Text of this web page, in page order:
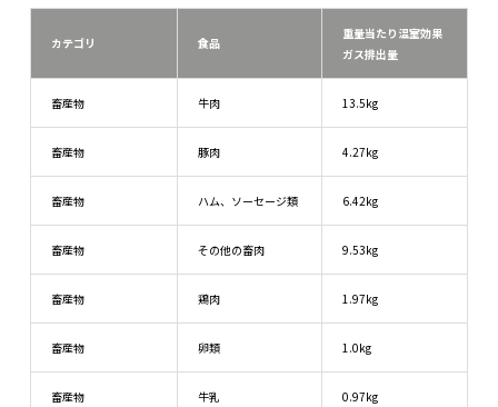
カテゴリ 食品
重量当たり温室効果
ガス排出量
畜産物 牛肉 13.5kg
畜産物 豚肉 4.27kg
畜産物 ハム、ソーセージ類 6.42kg
畜産物 その他の畜肉 9.53kg
畜産物 鶏肉 1.97kg
畜産物 卵類 1.0kg
畜産物 牛乳 0.97kg